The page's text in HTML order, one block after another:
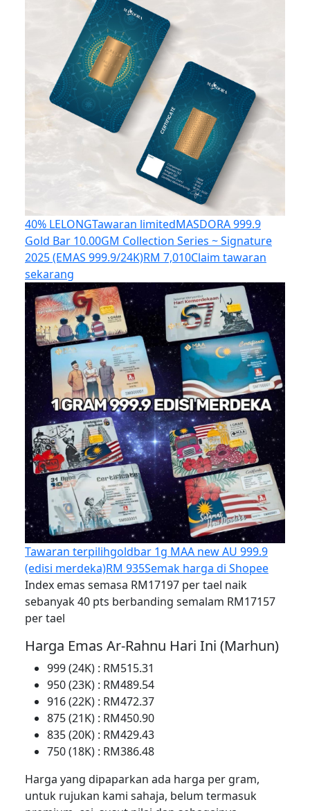
40% LELONGTawaran limitedMASDORA 999.9
Gold Bar 10.00GM Collection Series ~ Signature
2025 (EMAS 999.9/24K)RM 7,010Claim tawaran
sekarang
Tawaran terpilihgoldbar 1g MAA new AU 999.9
(edisi merdeka)RM 935Semak harga di Shopee
Index emas semasa RM17197 per tael naik
sebanyak 40 pts berbanding semalam RM17157
per tael
Harga Emas Ar-Rahnu Hari Ini (Marhun)
999 (24K) : RM515.31
950 (23K) : RM489.54
916 (22K) : RM472.37
875 (21K) : RM450.90
835 (20K) : RM429.43
750 (18K) : RM386.48
Harga yang dipaparkan ada harga per gram,
untuk rujukan kami sahaja, belum termasuk